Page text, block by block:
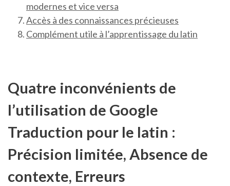
modernes et vice versa
Accès à des connaissances précieuses
Complément utile à l’apprentissage du latin
Quatre inconvénients de
l’utilisation de Google
Traduction pour le latin :
Précision limitée, Absence de
contexte, Erreurs